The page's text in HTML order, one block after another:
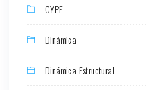
CYPE
Dinámica
Dinámica Estructural